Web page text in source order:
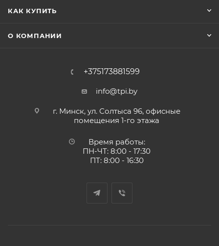
КАК КУПИТЬ
О КОМПАНИИ
+375173881599
info@tpi.by
г. Минск, ул. Солтыса 96, офисные
помещения 1-го этажа
Время работы:
ПН-ЧТ: 8:00 - 17:30
ПТ: 8:00 - 16:30